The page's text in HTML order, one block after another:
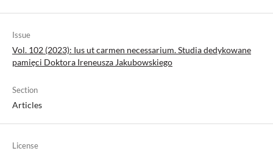
Issue
Vol. 102 (2023): Ius ut carmen necessarium. Studia dedykowane
pamięci Doktora Ireneusza Jakubowskiego
Section
Articles
License